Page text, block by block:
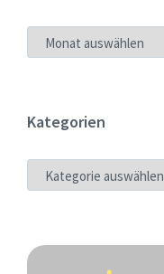
ARCHIV
Kategorien
KATEGORIEN